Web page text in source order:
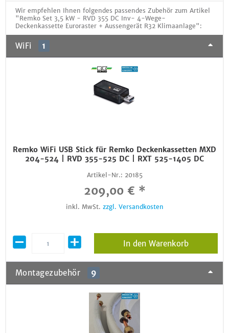
Wir empfehlen Ihnen folgendes passendes Zubehör zum Artikel
"Remko Set 3,5 kW - RVD 355 DC Inv- 4-Wege-
Deckenkassette Euroraster + Aussengerät R32 Klimaanlage":
WiFi 1
Remko WiFi USB Stick für Remko Deckenkassetten MXD
204-524 | RVD 355-525 DC | RXT 525-1405 DC
Artikel-Nr.: 20185
209,00 € *
inkl. MwSt. zzgl. Versandkosten
In den Warenkorb
Montagezubehör 9